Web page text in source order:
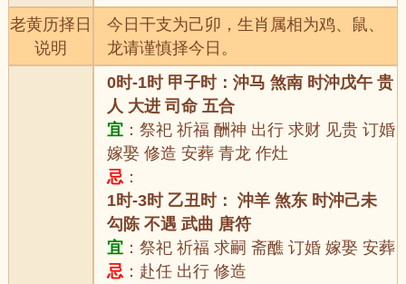
老黄历择日
说明
今日干支为己卯，生肖属相为鸡、鼠、
龙请谨慎择今日。
0时-1时 甲子时：沖马 煞南 时沖戊午 贵
人 大进 司命 五合
宜 ：祭祀 祈福 酬神 出行 求财 见贵 订婚
嫁娶 修造 安葬 青龙 作灶
忌 ：
1时-3时 乙丑时： 沖羊 煞东 时沖己未
勾陈 不遇 武曲 唐符
宜 ：祭祀 祈福 求嗣 斋醮 订婚 嫁娶 安葬
忌 ：赴任 出行 修造